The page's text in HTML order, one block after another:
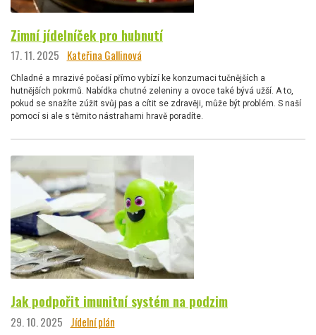
Zimní jídelníček pro hubnutí
17. 11. 2025 Kateřina Gallinová
Chladné a mrazivé počasí přímo vybízí ke konzumaci tučnějších a
hutnějších pokrmů. Nabídka chutné zeleniny a ovoce také bývá užší. A to,
pokud se snažíte zúžit svůj pas a cítit se zdravěji, může být problém. S naší
pomocí si ale s těmito nástrahami hravě poradíte.
Jak podpořit imunitní systém na podzim
29. 10. 2025 Jídelní plán